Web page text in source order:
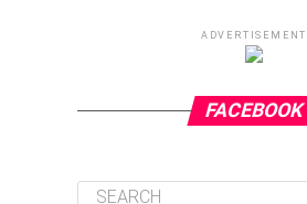
ADVERTISEMENT
FACEBOOK